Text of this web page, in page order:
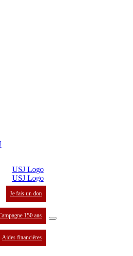
Je fais un don
150 ans
Aides financières